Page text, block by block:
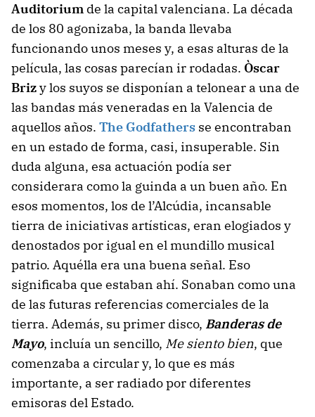
Auditorium de la capital valenciana. La década
de los 80 agonizaba, la banda llevaba
funcionando unos meses y, a esas alturas de la
película, las cosas parecían ir rodadas. Òscar
Brizy los suyos se disponían a telonear a una de
las bandas más veneradas en la Valencia de
aquellos años. The Godfathers se encontraban
en un estado de forma, casi, insuperable. Sin
duda alguna, esa actuación podía ser
considerara como la guinda a un buen año. En
esos momentos, los de l’Alcúdia, incansable
tierra de iniciativas artísticas, eran elogiados y
denostados por igual en el mundillo musical
patrio. Aquélla era una buena señal. Eso
significaba que estaban ahí. Sonaban como una
de las futuras referencias comerciales de la
tierra. Además, su primer disco, Banderas de
Mayo, incluía un sencillo, Me siento bien, que
comenzaba a circular y, lo que es más
importante, a ser radiado por diferentes
emisoras del Estado.